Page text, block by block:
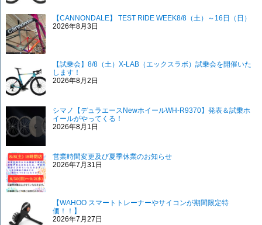
【CANNONDALE】 TEST RIDE WEEK8/8（土）～16日（日）
2026年8月3日
【試乗会】8/8（土）X-LAB（エックスラボ）試乗会を開催いた
します！
2026年8月2日
シマノ【デュラエースNewホイールWH-R9370】発表＆試乗ホ
イールがやってくる！
2026年8月1日
営業時間変更及び夏季休業のお知らせ
2026年7月31日
【WAHOO スマートトレーナーやサイコンが期間限定特
価！！】
2026年7月27日